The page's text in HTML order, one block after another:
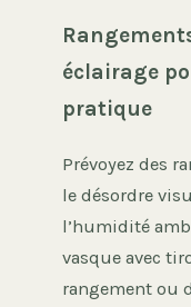
éclairage
pratique
Prévoyez des
le désordre
l’humidité
vasque avec
rangement ou